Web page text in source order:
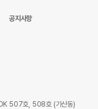
공지사항
DK 507호, 508호 (가산동)